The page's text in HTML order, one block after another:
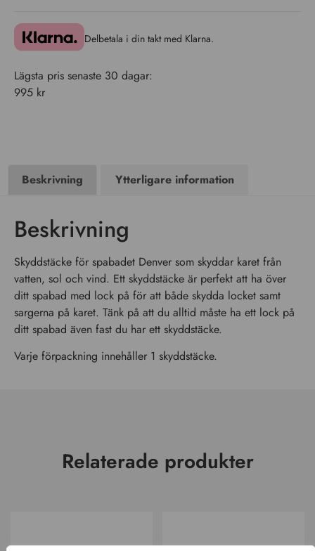
Delbetala i din takt med Klarna.
Lägsta pris senaste 30 dagar:
995 kr
Beskrivning Ytterligare information
Beskrivning
Skyddstäcke för spabadet Denver som skyddar karet från
vatten, sol och vind. Ett skyddstäcke är perfekt att ha över
ditt spabad med lock på för att både skydda locket samt
sargerna på karet. Tänk på att du alltid måste ha ett lock på
ditt spabad även fast du har ett skyddstäcke.
Varje förpackning innehåller 1 skyddstäcke.
Relaterade produkter